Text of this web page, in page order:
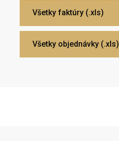
Všetky faktúry (.xls)
Všetky objednávky (.xls)